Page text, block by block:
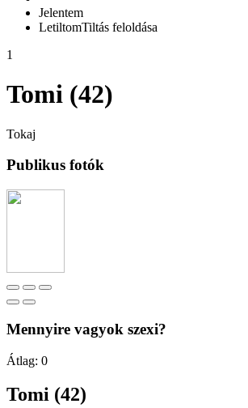
Jelentem
LetiltomTiltás feloldása
1
Tomi (42)
Tokaj
Publikus fotók
Mennyire vagyok szexi?
Átlag: 0
Tomi (42)